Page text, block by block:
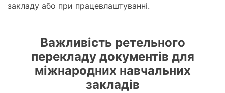
закладу або при працевлаштуванні.
Важливість ретельного
перекладу документів для
міжнародних навчальних
закладів